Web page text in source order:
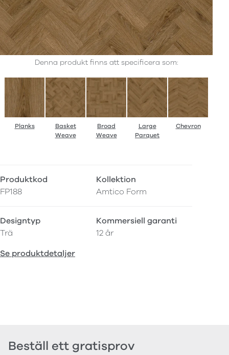
Denna produkt finns att specificera som:
Planks
Basket
Weave
Broad
Weave
Large
Parquet
Chevron
Produktkod
FP188
Kollektion
Amtico Form
Designtyp
Trä
Kommersiell garanti
12 år
Se produktdetaljer
Beställ ett gratisprov